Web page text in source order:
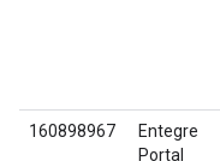
160898967
Entegre
Portal